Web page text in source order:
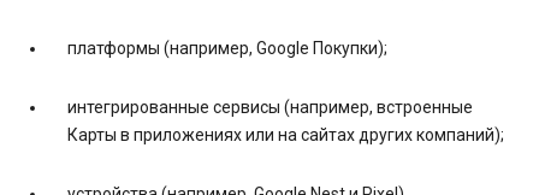
платформы (например, Google Покупки);
интегрированные сервисы (например, встроенные
Карты в приложениях или на сайтах других компаний);